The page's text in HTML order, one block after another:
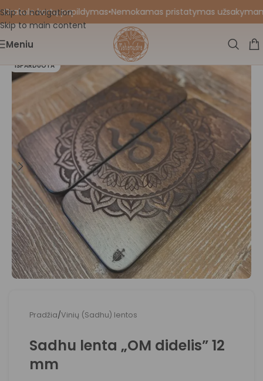
Skip to navigation
Skip to main content
kortų papildymas•Nemokamas pristatymas
Meniu
IŠPARDUOTA
Pradžia/Vinių (Sadhu) lentos
Sadhu lenta „OM didelis” 12
mm